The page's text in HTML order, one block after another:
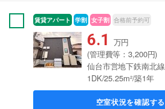
賃貸アパート 学割 女子割 合格前予約可
6.1 万円
(管理費等：3,200円)
仙台市営地下鉄南北
1DK/25.25m²/築1年
空室状況を確認する